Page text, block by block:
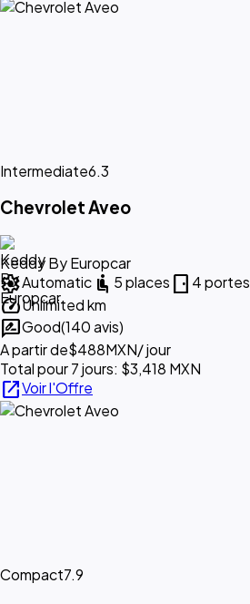
Intermediate6.3
Chevrolet Aveo
Keddy By Europcar
settingsAutomatic airline_seat_recline_normal 5 places sensor_door 4 portes
speedUnlimited km
rate_reviewGood(140 avis)
A partir de$488MXN/ jour
Total pour 7 jours: $3,418 MXN
open_in_newVoir l'Offre
Compact7.9